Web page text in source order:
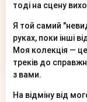
тоді на сцену
Я той самий
руках, поки інші
Моя колекція — це
треків до
з вами.
На відміну від